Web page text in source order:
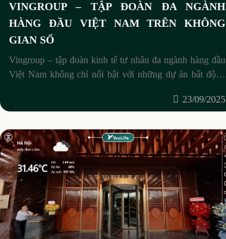
VINGROUP – TẬP ĐOÀN ĐA NGÀNH
HÀNG ĐẦU VIỆT NAM TRÊN KHÔNG
GIAN SỐ
Vingroup – tập đoàn kinh tế tư nhân đa ngành hàng đầu
Việt Nam không chỉ nổi bật với những dự án bất động
23/09/2025